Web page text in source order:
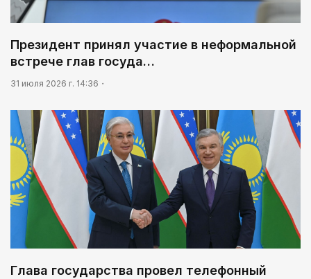
Президент принял участие в неформальной
встрече глав госуда…
31 июля 2026 г. 14:36
Глава государства провел телефонный